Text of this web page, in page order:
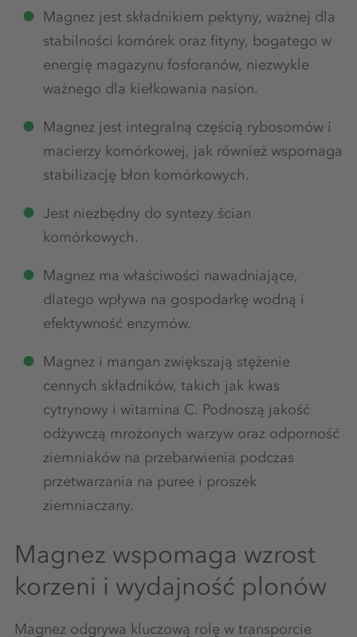
Magnez jest składnikiem pektyny, ważnej dla
stabilności komórek oraz fityny, bogatego w
energię magazynu fosforanów, niezwykle
ważnego dla kiełkowania nasion.
Magnez jest integralną częścią rybosomów i
macierzy komórkowej, jak również wspomaga
stabilizację błon komórkowych.
Jest niezbędny do syntezy ścian
komórkowych.
Magnez ma właściwości nawadniające,
dlatego wpływa na gospodarkę wodną i
efektywność enzymów.
Magnez i mangan zwiększają stężenie
cennych składników, takich jak kwas
cytrynowy i witamina C. Podnoszą jakość
odżywczą mrożonych warzyw oraz odporność
ziemniaków na przebarwienia podczas
przetwarzania na puree i proszek
ziemniaczany.
Magnez wspomaga wzrost
korzeni i wydajność plonów
Magnez odgrywa kluczową rolę w transporcie